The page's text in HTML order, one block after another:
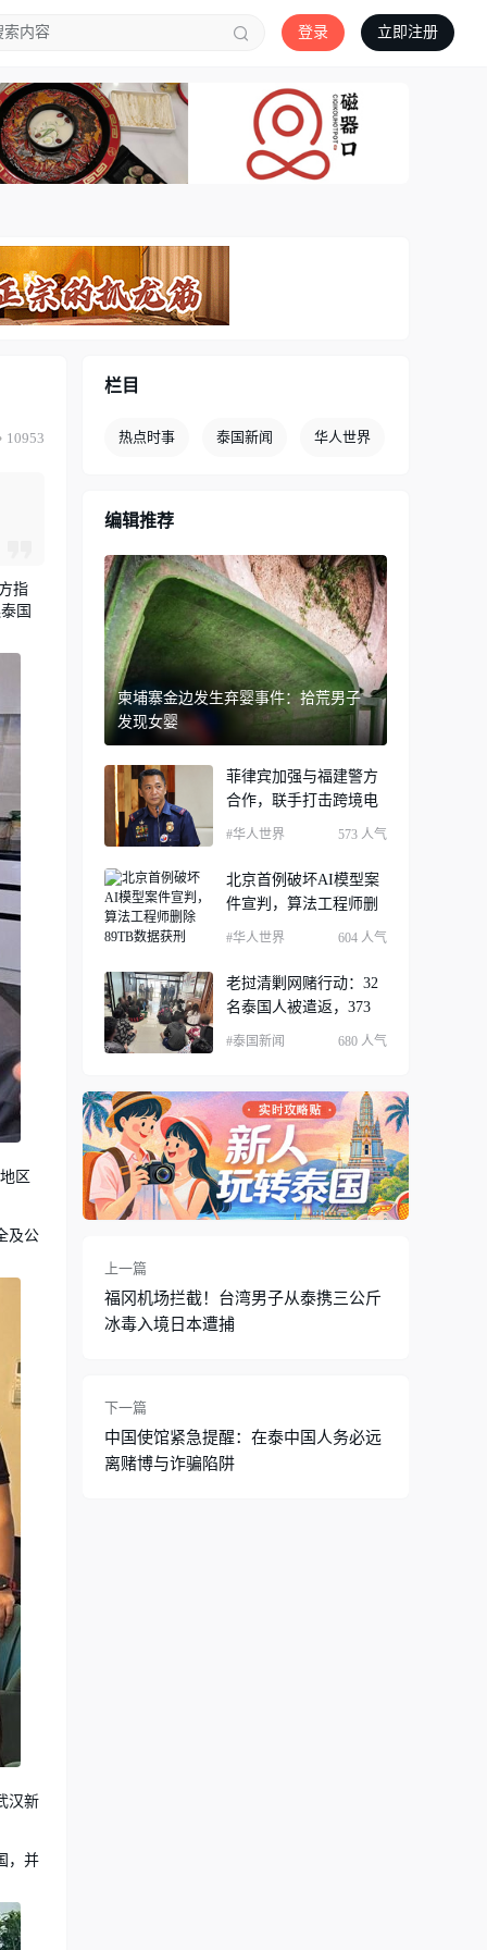
登录 立即注册
10953
指
国
区
及公
汉新
，并
栏目
热点时事 泰国新闻 华人世界
编辑推荐
柬埔寨金边发生弃婴事件：拾荒男子
发现女婴
菲律宾加强与福建警方
合作，联手打击跨境电
573 人气
#华人世界
北京首例破坏AI模型案
件宣判，算法工程师删
604 人气
#华人世界
老挝清剿网赌行动：32
名泰国人被遣返，373
680 人气
#泰国新闻
上一篇
福冈机场拦截！台湾男子从泰携三公斤
冰毒入境日本遭捕
下一篇
中国使馆紧急提醒：在泰中国人务必远
离赌博与诈骗陷阱